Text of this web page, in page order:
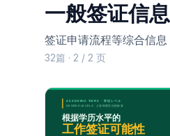
一般签证信息
签证申请流程等综合信息
32篇 · 2 / 2 页